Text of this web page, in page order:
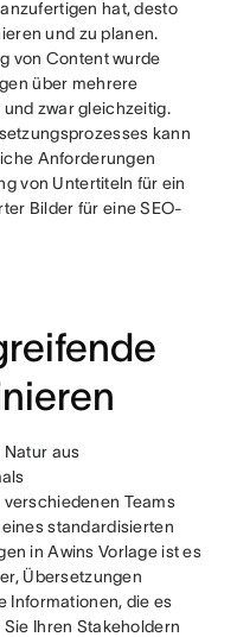
hat, desto
und zu planen.
von Content wurde
über mehrere
zwar gleichzeitig.
kann
Anforderungen
von Untertiteln für ein
Bilder für eine SEO-
aus
Teams
standardisierten
in Awins Vorlage ist es
Übersetzungen
Informationen, die es
Ihren Stakeholdern